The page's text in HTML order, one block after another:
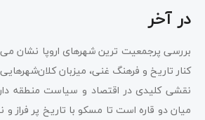
در آخر
بررسی پرجمعیت ترین شهرهای اروپا نشان
کنار تاریخ و فرهنگ غنی، میزبان
نقشی کلیدی در اقتصاد و سیاست منطقه
میان دو قاره است تا مسکو با تاریخ پر فراز